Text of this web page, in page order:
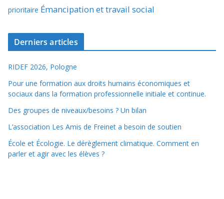
prioritaire Émancipation et travail social
Derniers articles
RIDEF 2026, Pologne
Pour une formation aux droits humains économiques et
sociaux dans la formation professionnelle initiale et continue.
Des groupes de niveaux/besoins ? Un bilan
L’association Les Amis de Freinet a besoin de soutien
École et Écologie. Le dérèglement climatique. Comment en
parler et agir avec les élèves ?